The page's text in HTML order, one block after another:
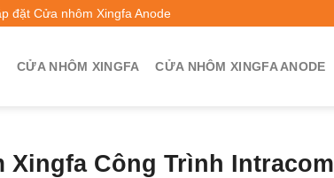
đặt Cửa nhôm Xingfa Anode
CỬA NHÔM XINGFA CỬA NHÔM XINGFA ANODE
Xingfa Công Trình Intracom